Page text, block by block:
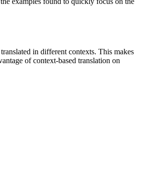
in different contexts. This makes
of context-based translation on